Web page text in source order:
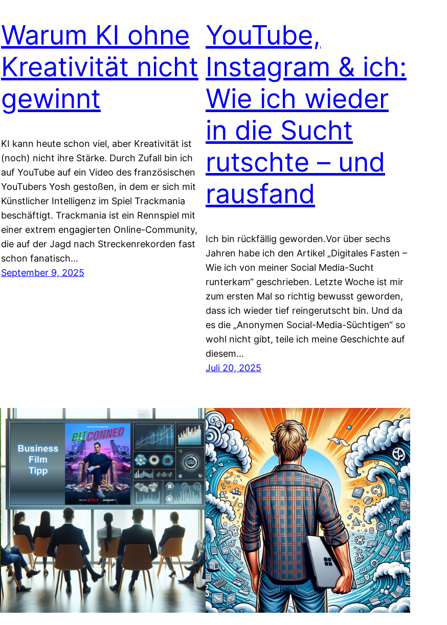
Warum KI ohne
Kreativität nicht
gewinnt
KI kann heute schon viel, aber Kreativität ist
(noch) nicht ihre Stärke. Durch Zufall bin ich
auf YouTube auf ein Video des französischen
YouTubers Yosh gestoßen, in dem er sich mit
Künstlicher Intelligenz im Spiel Trackmania
beschäftigt. Trackmania ist ein Rennspiel mit
einer extrem engagierten Online-Community,
die auf der Jagd nach Streckenrekorden fast
schon fanatisch…
September 9, 2025
YouTube,
Instagram & ich:
Wie ich wieder
in die Sucht
rutschte – und
rausfand
Ich bin rückfällig geworden.Vor über sechs
Jahren habe ich den Artikel „Digitales Fasten –
Wie ich von meiner Social Media-Sucht
runterkam“ geschrieben. Letzte Woche ist mir
zum ersten Mal so richtig bewusst geworden,
dass ich wieder tief reingerutscht bin. Und da
es die „Anonymen Social-Media-Süchtigen“ so
wohl nicht gibt, teile ich meine Geschichte auf
diesem…
Juli 20, 2025